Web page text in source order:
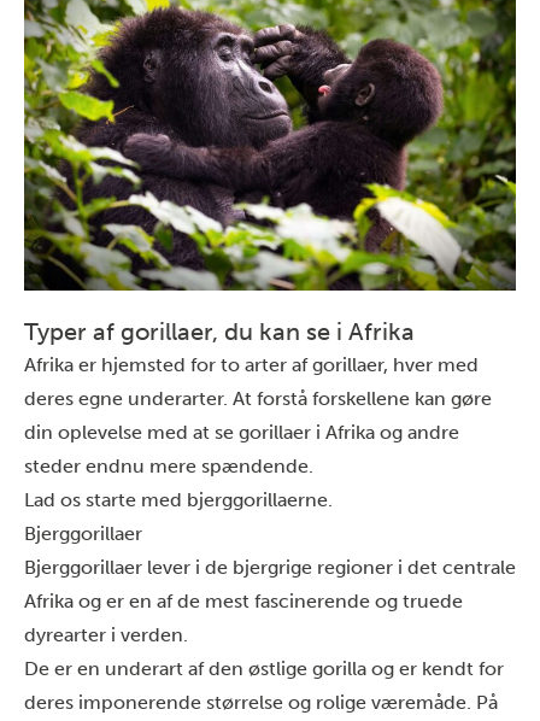
Typer af gorillaer, du kan se i Afrika
Afrika er hjemsted for to arter af gorillaer, hver med
deres egne underarter. At forstå forskellene kan gøre
din oplevelse med at se gorillaer i Afrika og andre
steder endnu mere spændende.
Lad os starte med bjerggorillaerne.
Bjerggorillaer
Bjerggorillaer lever i de bjergrige regioner i det centrale
Afrika og er en af de mest fascinerende og truede
dyrearter i verden.
De er en underart af den østlige gorilla og er kendt for
deres imponerende størrelse og rolige væremåde. På